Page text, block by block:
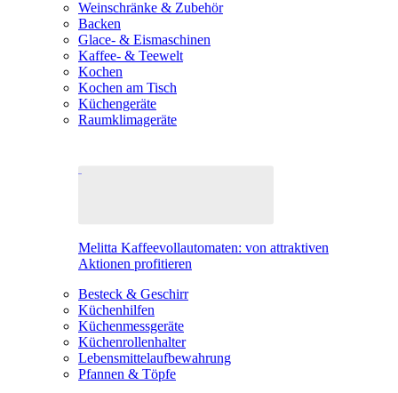
Weinschränke & Zubehör
Backen
Glace- & Eismaschinen
Kaffee- & Teewelt
Kochen
Kochen am Tisch
Küchengeräte
Raumklimageräte
Melitta Kaffeevollautomaten: von attraktiven
Aktionen profitieren
Besteck & Geschirr
Küchenhilfen
Küchenmessgeräte
Küchenrollenhalter
Lebensmittelaufbewahrung
Pfannen & Töpfe